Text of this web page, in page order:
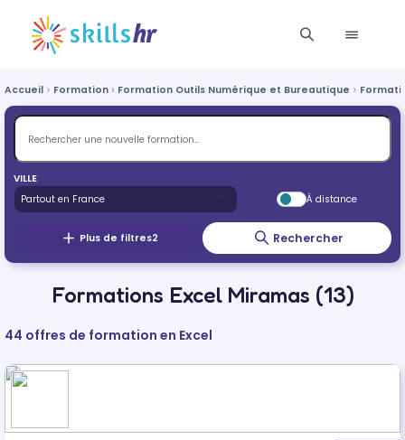
Accueil Formation Formation Outils Numérique et Bureautique
VILLE
À distance
Plus de filtres2 Rechercher
Formations Excel Miramas (13)
44 offres de formation en Excel